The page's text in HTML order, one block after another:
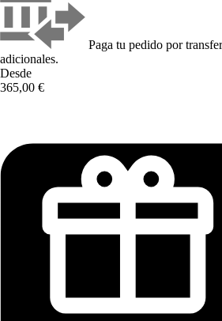
Paga tu pedido por
adicionales.
Desde
365,00 €